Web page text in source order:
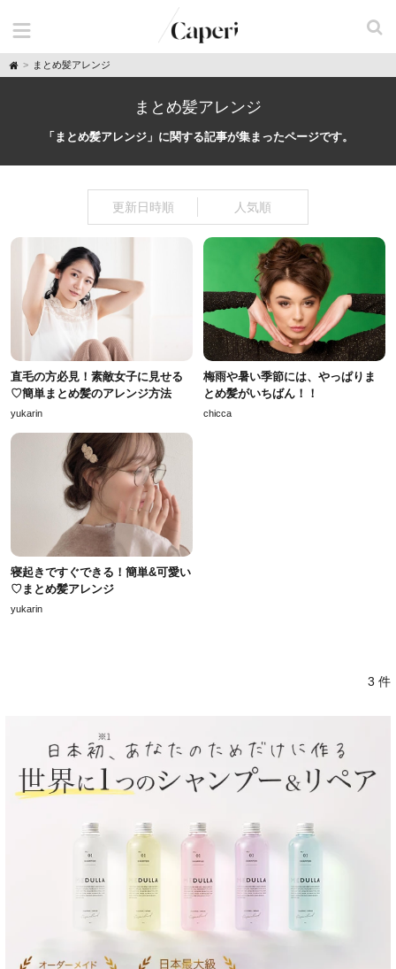
H
o
まとめ髪アレンジ
まとめ髪アレンジ
「まとめ髪アレンジ」に関する記事が集まったページです。
更新日時順 人気順
直毛の方必見！素敵女子に見せる
♡簡単まとめ髪のアレンジ方法
yukarin
梅雨や暑い季節には、やっぱりま
とめ髪がいちばん！！
chicca
寝起きですぐできる！簡単&可愛い
♡まとめ髪アレンジ
yukarin
3 件